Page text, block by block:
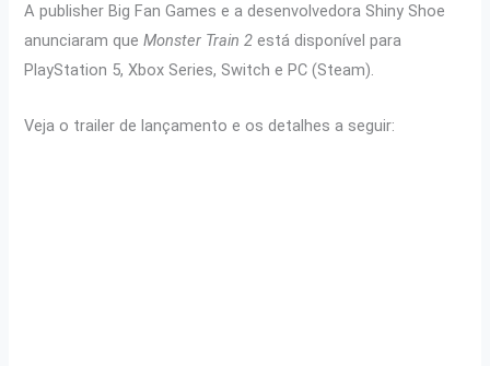
at
s
p
ce
b
o
e
gr
m
ail py
Li
k
ar
e
A publisher Big Fan Games e a desenvolvedora Shiny Shoe
anunciaram queMonster Train 2 está disponível para
PlayStation 5, Xbox Series, Switch e PC (Steam).
Veja o trailer de lançamento e os detalhes a seguir: